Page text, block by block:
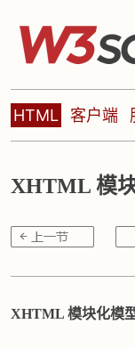
HTML 客户端
XHTML 模
XHTML 模块化模